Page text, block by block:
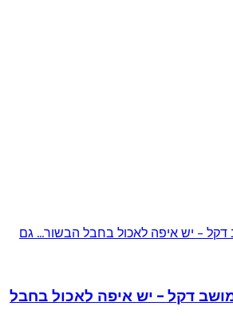
– יש איפה לאכול בחבל הבשור… גם
דקל – יש איפה לאכול בחבל